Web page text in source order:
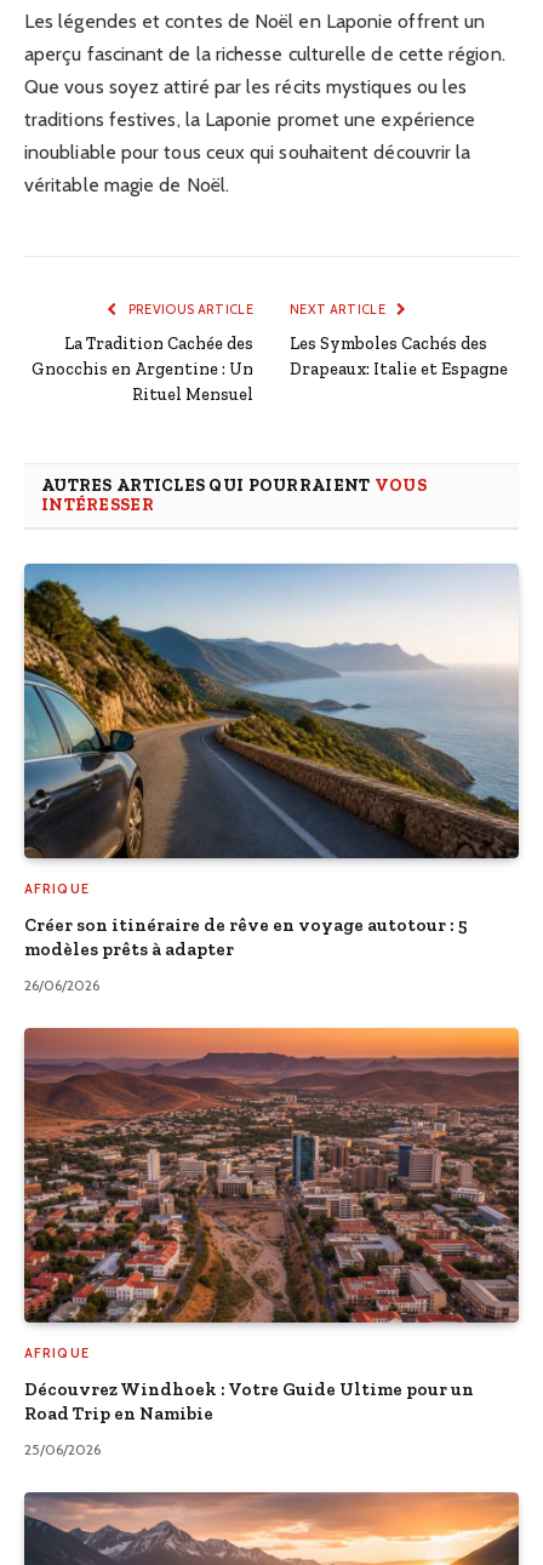
Les légendes et contes de Noël en Laponie offrent un
aperçu fascinant de la richesse culturelle de cette région.
Que vous soyez attiré par les récits mystiques ou les
traditions festives, la Laponie promet une expérience
inoubliable pour tous ceux qui souhaitent découvrir la
véritable magie de Noël.
PREVIOUS ARTICLE
La Tradition Cachée des
Gnocchis en Argentine : Un
Rituel Mensuel
NEXT ARTICLE
Les Symboles Cachés des
Drapeaux: Italie et Espagne
AUTRES ARTICLES QUI POURRAIENT VOUS
INTÉRESSER
AFRIQUE
Créer son itinéraire de rêve en voyage autotour : 5
modèles prêts à adapter
26/06/2026
AFRIQUE
Découvrez Windhoek : Votre Guide Ultime pour un
Road Trip en Namibie
25/06/2026